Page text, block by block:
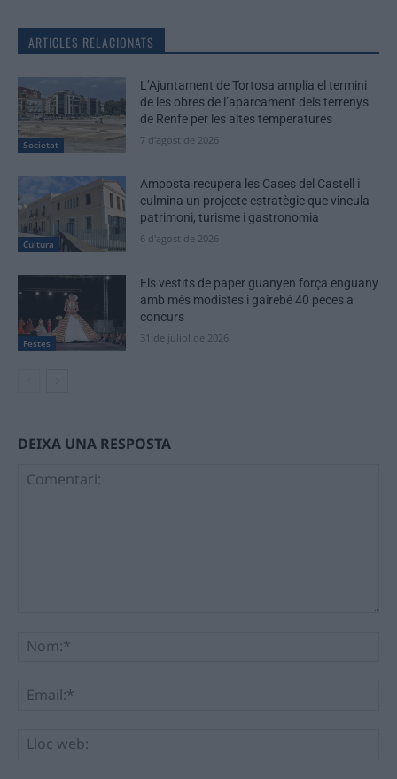
ARTICLES RELACIONATS
Societat
L’Ajuntament de Tortosa amplia el termini
de les obres de l’aparcament dels terrenys
de Renfe per les altes temperatures
7 d'agost de 2026
Cultura
Amposta recupera les Cases del Castell i
culmina un projecte estratègic que vincula
patrimoni, turisme i gastronomia
6 d'agost de 2026
Festes
Els vestits de paper guanyen força enguany
amb més modistes i gairebé 40 peces a
concurs
31 de juliol de 2026
DEIXA UNA RESPOSTA